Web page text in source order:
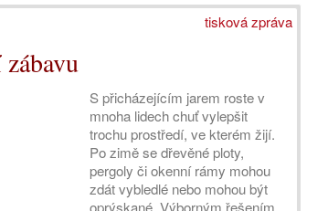
tisková zpráva
S přicházejícím jarem roste v
mnoha lidech chuť vylepšit
trochu prostředí, ve kterém žijí.
Po zimě se dřevěné ploty,
pergoly či okenní rámy mohou
zdát vybledlé nebo mohou být
oprýskané. Výborným řešením